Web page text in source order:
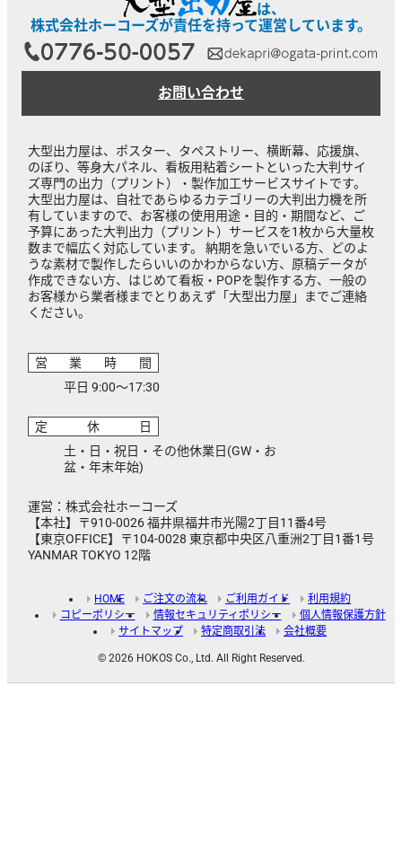
は、
株式会社ホーコーズが責任を持って運営しています。
お問い合わせ
大型出力屋は、ポスター、タペストリー、横断幕、応援旗、
のぼり、等身大パネル、看板用粘着シートといった大判サイ
ズ専門の出力（プリント）・製作加工サービスサイトです。
大型出力屋は、自社であらゆるカテゴリーの大判出力機を所
有していますので、お客様の使用用途・目的・期間など、ご
予算にあった大判出力（プリント）サービスを1枚から大量枚
数まで幅広く対応しています。 納期を急いでいる方、どのよ
うな素材で製作したらいいのかわからない方、原稿データが
作成できない方、はじめて看板・POPを製作する方、一般の
お客様から業者様までとりあえず「大型出力屋」までご連絡
ください。
営業時間
平日 9:00～17:30
定休日
土・日・祝日・その他休業日(GW・お
盆・年末年始)
運営：株式会社ホーコーズ
【本社】〒910-0026 福井県福井市光陽2丁目11番4号
【東京OFFICE】〒104-0028 東京都中央区八重洲2丁目1番1号
YANMAR TOKYO 12階
HOME ご注文の流れ ご利用ガイド
利用規約
コピーポリシー
情報セキュリティポリシー
個人情報保護方針
サイトマップ
特定商取引法 会社概要
© 2026 HOKOS Co., Ltd. All Right Reserved.